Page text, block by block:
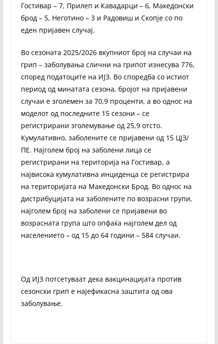
Гостивар – 7, Прилеп и Кавадарци – 6, Македонски
брод – 5, Неготино – 3 и Радовиш и Скопје со по
еден пријавен случај.
Во сезоната 2025/2026 вкупниот број на случаи на
грип – заболувања слични на грипот изнесува 776,
според податоците на ИЈЗ. Во споредба со истиот
период од минатата сезона, бројот на пријавени
случаи е зголемен за 70,9 проценти, а во однос на
моделот од последните 15 сезони – се
регистрирани зголемување од 25,9 отсто.
Кумулативно, заболените се пријавени од 15 ЦЈЗ/
ПЕ. Најголем број на заболени лица се
регистрирани на територија на Гостивар, a
највисока кумулативна инциденца се регистрира
на територијата на Македонски Брод. Во однос на
дистрибуцијата на заболените по возрасни групи,
најголем број на заболени се пријавени во
возрасната група што опфаќа најголем дел од
населението – од 15 до 64 години – 584 случаи.
Од ИЈЗ потсетуваат дека вакцинацијата против
сезонски грип е најефикасна заштита од ова
заболување.